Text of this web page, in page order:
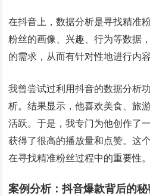
在抖音上，数据分析是寻找精准
粉丝的画像、兴趣、行为等数据
的需求，从而有针对性地进行内容
我曾尝试过利用抖音的数据分析
析。结果显示，他喜欢美食、旅
活跃。于是，我专门为他创作了
获得了很高的播放量和点赞。这
在寻找精准粉丝过程中的重要性。
案例分析：抖音爆款背后的秘